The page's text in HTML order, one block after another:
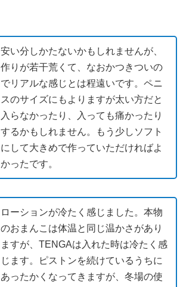
安い分しかたないかもしれませんが、
作りが若干荒くて、なおかつきついの
でリアルな感じとは程遠いです。ペニ
スのサイズにもよりますが太い方だと
入らなかったり、入っても痛かったり
するかもしれません。もう少しソフト
にして大きめで作っていただければよ
かったです。
ローションが冷たく感じました。本物
のおまんこは体温と同じ温かさがあり
ますが、TENGAは入れた時は冷たく感
じます。ピストンを続けているうちに
あったかくなってきますが、冬場の使